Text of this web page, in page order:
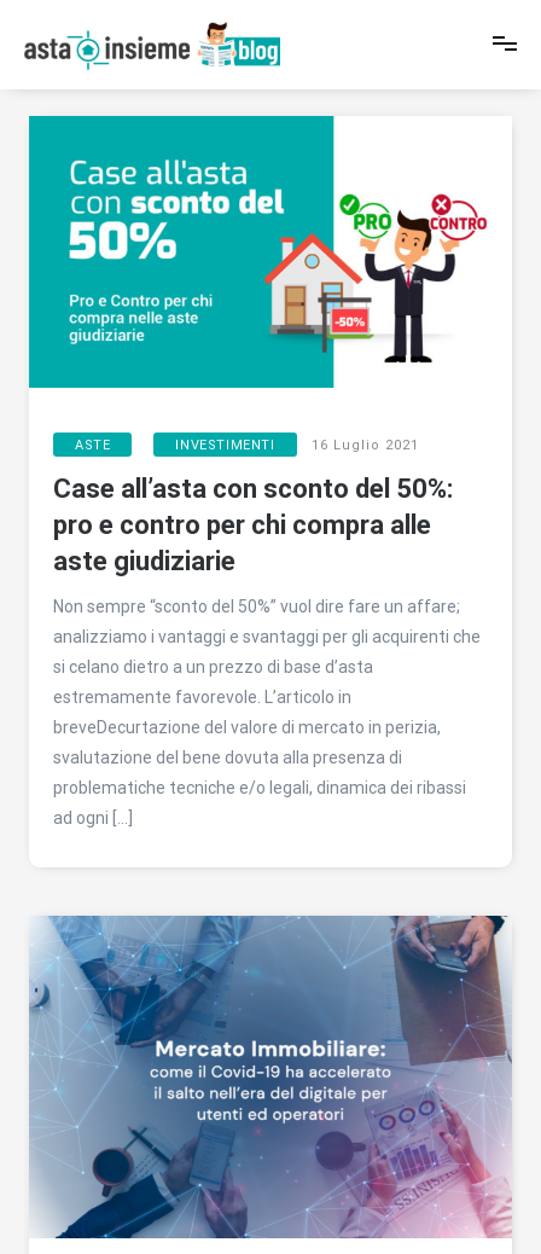
contenuto
Blog AstaInsieme
News e in-formazioni sul mondo delle Aste e del Real Estate
ASTE INVESTIMENTI 16 Luglio 2021
Case all’asta con sconto del 50%:
pro e contro per chi compra alle
aste giudiziarie
Non sempre “sconto del 50%” vuol dire fare un affare;
analizziamo i vantaggi e svantaggi per gli acquirenti che
si celano dietro a un prezzo di base d’asta
estremamente favorevole. L’articolo in
breveDecurtazione del valore di mercato in perizia,
svalutazione del bene dovuta alla presenza di
problematiche tecniche e/o legali, dinamica dei ribassi
ad ogni […]